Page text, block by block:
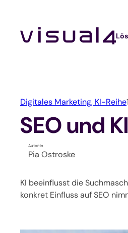
springen
Digitales Marketing, KI-Reihe
SEO und
Autor:in
Pia Ostroske
KI beeinflusst die
konkret Einfluss auf SEO
Veranstaltungssoftware
Branchen